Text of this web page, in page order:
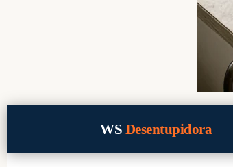
WS Desentupidora